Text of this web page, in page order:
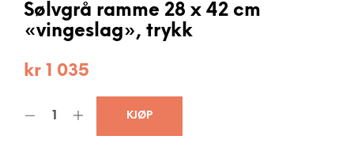
Sølvgrå ramme 28 x 42 cm
«vingeslag», trykk
kr 1 035
KJØP